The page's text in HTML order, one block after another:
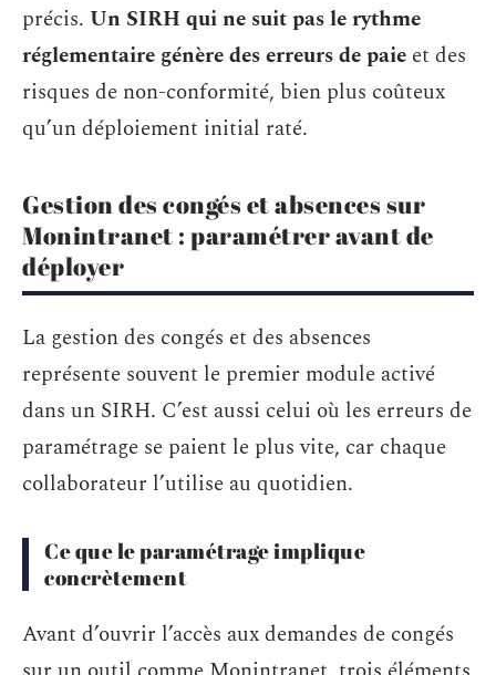
précis. Un SIRH qui ne suit pas le rythme
réglementaire génère des erreurs de paie et des
risques de non-conformité, bien plus coûteux
qu’un déploiement initial raté.
Gestion des congés et absences sur
Monintranet : paramétrer avant de
déployer
La gestion des congés et des absences
représente souvent le premier module activé
dans un SIRH. C’est aussi celui où les erreurs de
paramétrage se paient le plus vite, car chaque
collaborateur l’utilise au quotidien.
Ce que le paramétrage implique
concrètement
Avant d’ouvrir l’accès aux demandes de congés